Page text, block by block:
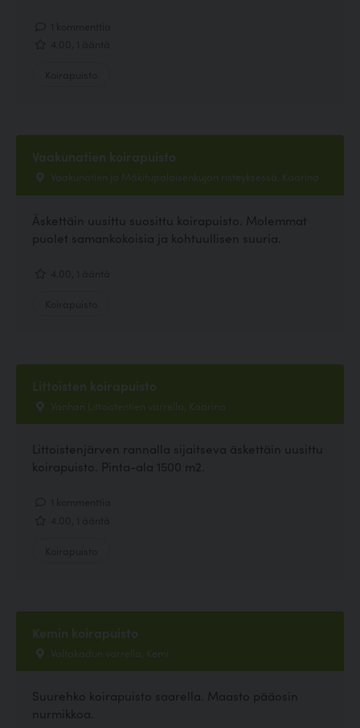
Vaakunatien koirapuisto
Vaakunatien ja Mäkitupalaisenkujan risteyksessä, Kaarina
Äskettäin uusittu suosittu koirapuisto. Molemmat
puolet samankokoisia ja kohtuullisen suuria.
Littoisten koirapuisto
Vanhan Littoistentien varrella, Kaarina
Littoistenjärven rannalla sijaitseva äskettäin uusittu
koirapuisto. Pinta-ala 1500 m2.
Kemin koirapuisto
Valtakadun varrella, Kemi
Suurehko koirapuisto saarella. Maasto pääosin
nurmikkoa.